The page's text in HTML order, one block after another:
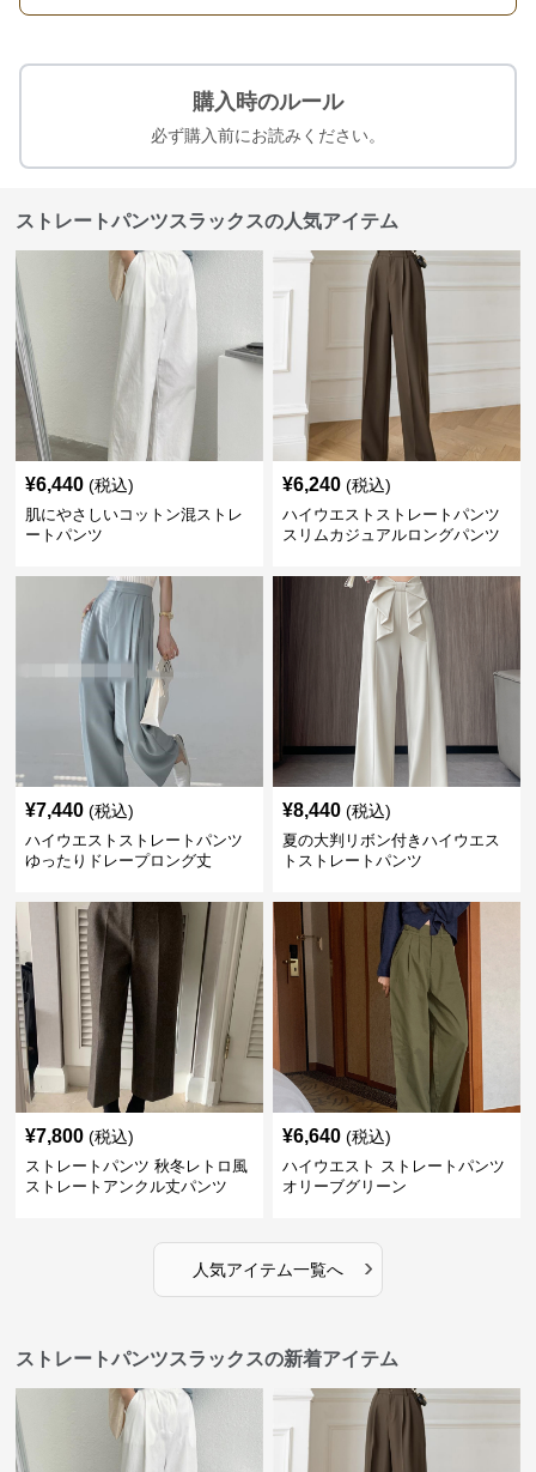
購入時のルール
必ず購入前にお読みください。
ストレートパンツスラックスの人気アイテム
¥6,440 (税込)
肌にやさしいコットン混ストレ
ートパンツ
¥6,240 (税込)
ハイウエストストレートパンツ
スリムカジュアルロングパンツ
¥7,440 (税込)
ハイウエストストレートパンツ
ゆったりドレープロング丈
¥8,440 (税込)
夏の大判リボン付きハイウエス
トストレートパンツ
¥7,800 (税込)
ストレートパンツ 秋冬レトロ風
ストレートアンクル丈パンツ
¥6,640 (税込)
ハイウエスト ストレートパンツ
オリーブグリーン
人気アイテム一覧へ ›
ストレートパンツスラックスの新着アイテム